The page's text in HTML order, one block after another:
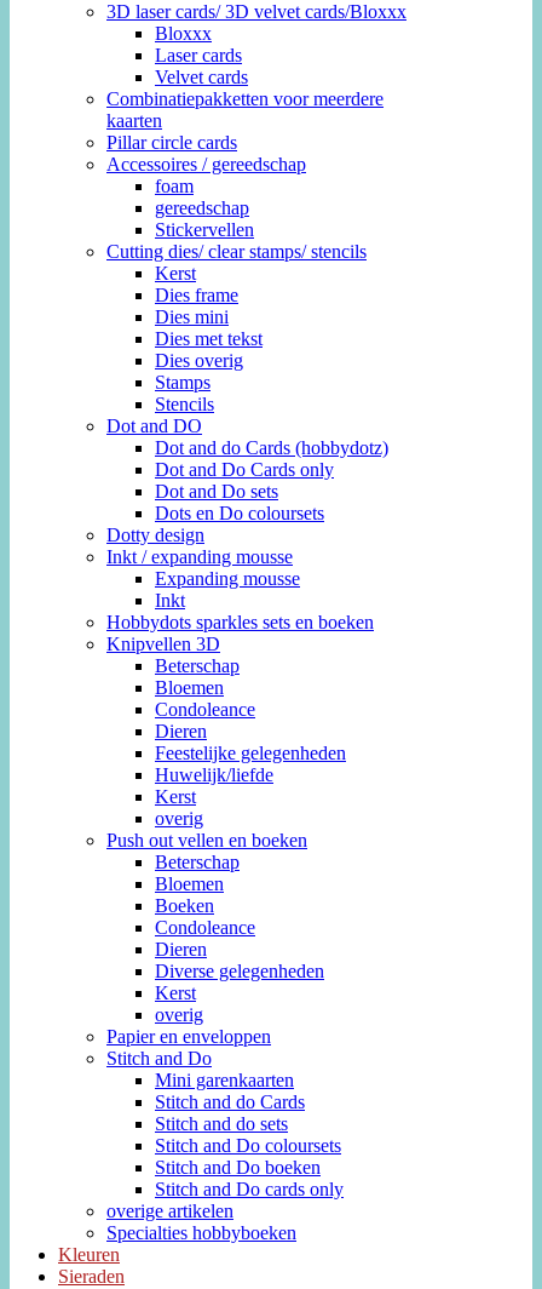
3D laser cards/ 3D velvet cards/Bloxxx
Bloxxx
Laser cards
Velvet cards
Combinatiepakketten voor meerdere
kaarten
Pillar circle cards
Accessoires / gereedschap
foam
gereedschap
Stickervellen
Cutting dies/ clear stamps/ stencils
Kerst
Dies frame
Dies mini
Dies met tekst
Dies overig
Stamps
Stencils
Dot and DO
Dot and do Cards (hobbydotz)
Dot and Do Cards only
Dot and Do sets
Dots en Do coloursets
Dotty design
Inkt / expanding mousse
Expanding mousse
Inkt
Hobbydots sparkles sets en boeken
Knipvellen 3D
Beterschap
Bloemen
Condoleance
Dieren
Feestelijke gelegenheden
Huwelijk/liefde
Kerst
overig
Push out vellen en boeken
Beterschap
Bloemen
Boeken
Condoleance
Dieren
Diverse gelegenheden
Kerst
overig
Papier en enveloppen
Stitch and Do
Mini garenkaarten
Stitch and do Cards
Stitch and do sets
Stitch and Do coloursets
Stitch and Do boeken
Stitch and Do cards only
overige artikelen
Specialties hobbyboeken
Kleuren
Sieraden